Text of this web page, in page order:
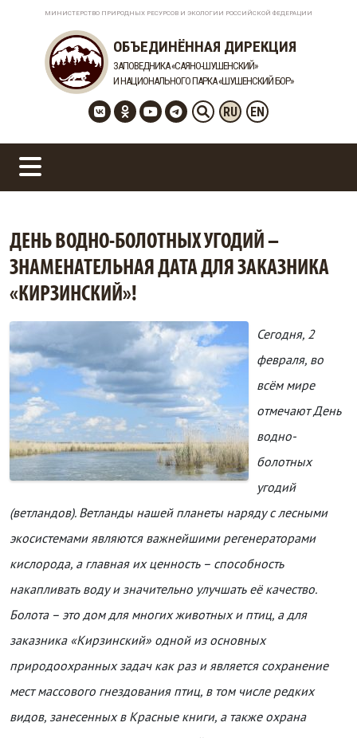
МИНИСТЕРСТВО ПРИРОДНЫХ РЕСУРСОВ И ЭКОЛОГИИ РОССИЙСКОЙ ФЕДЕРАЦИИ
ОБЪЕДИНЁННАЯ ДИРЕКЦИЯ
ЗАПОВЕДНИКА «САЯНО-ШУШЕНСКИЙ»
И НАЦИОНАЛЬНОГО ПАРКА «ШУШЕНСКИЙ БОР»
RU EN
ДЕНЬ ВОДНО-БОЛОТНЫХ УГОДИЙ –
ЗНАМЕНАТЕЛЬНАЯ ДАТА ДЛЯ ЗАКАЗНИКА
«КИРЗИНСКИЙ»!
Сегодня, 2
февраля, во
всём мире
отмечают День
водно-
болотных
угодий
(ветландов). Ветланды нашей планеты наряду с лесными
экосистемами являются важнейшими регенераторами
кислорода, а главная их ценность – способность
накапливать воду и значительно улучшать её качество.
Болота – это дом для многих животных и птиц, а для
заказника «Кирзинский» одной из основных
природоохранных задач как раз и является сохранение
мест массового гнездования птиц, в том числе редких
видов, занесенных в Красные книги, а также охрана